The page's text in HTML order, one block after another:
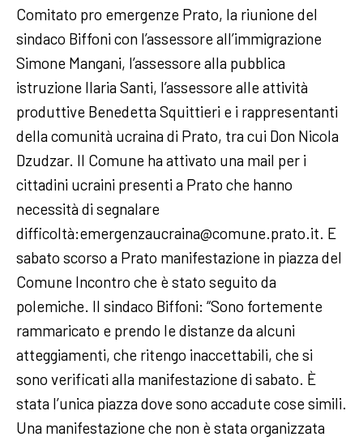
Comitato pro emergenze Prato, la riunione del
sindaco Biffoni con l’assessore all’immigrazione
Simone Mangani, l’assessore alla pubblica
istruzione Ilaria Santi, l’assessore alle attività
produttive Benedetta Squittieri e i rappresentanti
della comunità ucraina di Prato, tra cui Don Nicola
Dzudzar. Il Comune ha attivato una mail per i
cittadini ucraini presenti a Prato che hanno
necessità di segnalare
difficoltà:emergenzaucraina@comune.prato.it. E
sabato scorso a Prato manifestazione in piazza del
Comune Incontro che è stato seguito da
polemiche. Il sindaco Biffoni: “Sono fortemente
rammaricato e prendo le distanze da alcuni
atteggiamenti, che ritengo inaccettabili, che si
sono verificati alla manifestazione di sabato. È
stata l’unica piazza dove sono accadute cose simili.
Una manifestazione che non è stata organizzata